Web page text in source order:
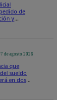
de
y
de agosto 2026
que
sueldo
en dos